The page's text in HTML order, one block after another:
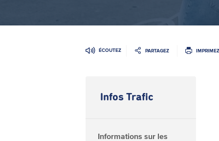
ÉCOUTEZ PARTAGEZ IMPRIMEZ
Infos Trafic
Informations sur les